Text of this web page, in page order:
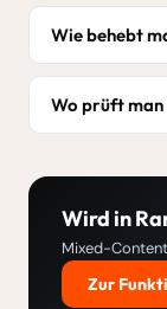
Wie behebt
Wo prüft man
Wird in
Mixed-
Zur